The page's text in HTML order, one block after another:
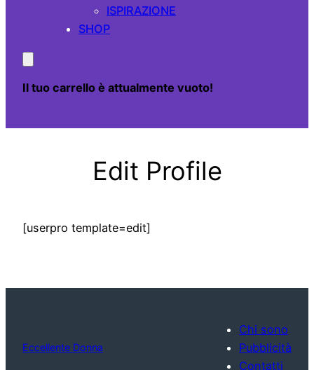
ISPIRAZIONE
SHOP
Il tuo carrello è attualmente vuoto!
Edit Profile
[userpro template=edit]
Eccellente Donna
Chi sono
Pubblicità
Contatti